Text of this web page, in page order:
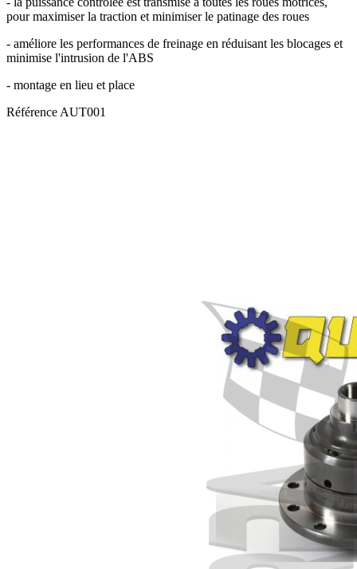
pour maximiser la traction et minimiser le patinage des roues
- améliore les performances de freinage en réduisant les blocages et
minimise l'intrusion de l'ABS
- montage en lieu et place
RéférenceAUT001